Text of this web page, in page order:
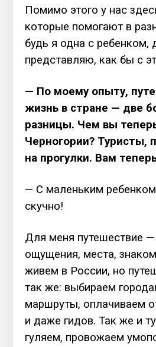
Помимо этого у нас
которые помогают в
будь я одна с ребенком,
представляю, как бы с
— По моему опыту,
жизнь в стране — две
разницы. Чем вы
Черногории? Туристы,
на прогулки. Вам
— С маленьким
скучно!
Для меня путешествие
ощущения, места,
живем в России, но
так же: выбираем
маршруты, оплачиваем
и даже гидов. Так же и
гуляем, провожаем